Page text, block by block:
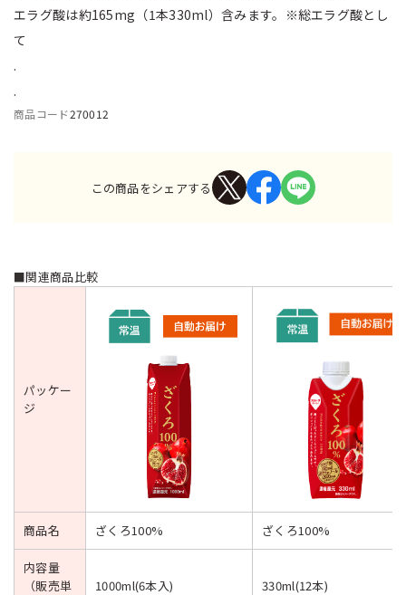
エラグ酸は約165mg（1本330ml）含みます。※総エラグ酸とし
て
.
.
商品コード270012
この商品をシェアする
■関連商品比較
パッケー
ジ
商品名 ざくろ100% ざくろ100%
内容量
（販売単
1000ml(6本入) 330ml(12本)